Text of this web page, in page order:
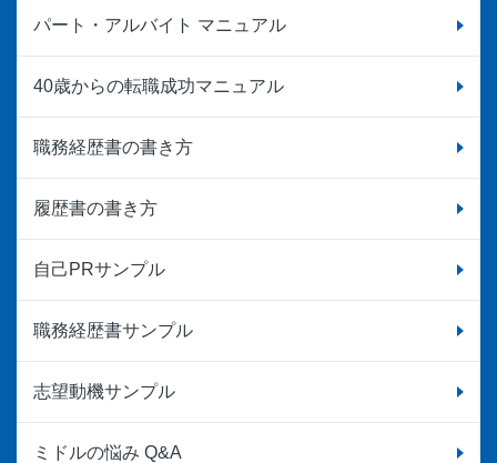
パート・アルバイト マニュアル
40歳からの転職成功マニュアル
職務経歴書の書き方
履歴書の書き方
自己PRサンプル
職務経歴書サンプル
志望動機サンプル
ミドルの悩み Q&A